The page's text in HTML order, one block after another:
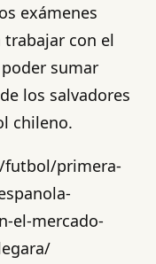
exámenes
trabajar con el
sumar
los salvadores
chileno.
futbol/primera-
el-mercado-